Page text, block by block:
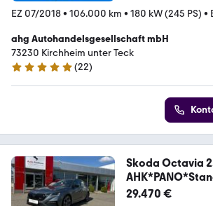
EZ 07/2018• 106.000 km • 180 kW (245 PS) •
ahg Autohandelsgesellschaft mbH
73230 Kirchheim unter Teck
4.8 Sterne
(22)
Skoda Octavia
29.470 €